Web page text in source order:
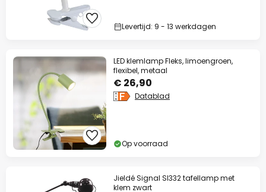
Levertijd: 9 - 13 werkdagen
LED klemlamp Fleks, limoengroen,
flexibel, metaal
€ 26,90
Datablad
Op voorraad
Jieldé Signal SI332 tafellamp met
klem zwart